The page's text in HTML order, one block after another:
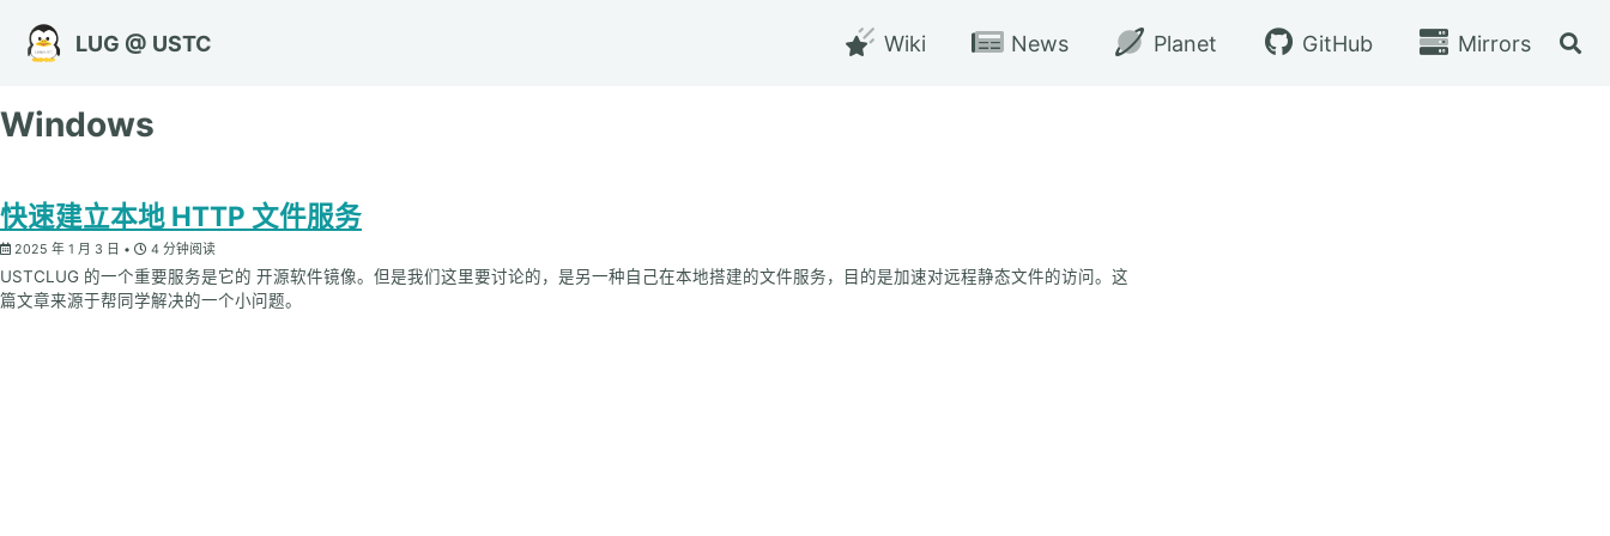
LUG @ USTC
Wiki News Planet GitHub Mirrors 切换
Windows
快速建立本地 HTTP 文件服务
2025 年 1 月 3 日 4 分钟阅读
USTCLUG 的一个重要服务是它的 开源软件镜像。但是我们这里要讨论的，是另一种自己在本地搭建的文件服务，目的是加速对远程静态文件的访问。这
篇文章来源于帮同学解决的一个小问题。